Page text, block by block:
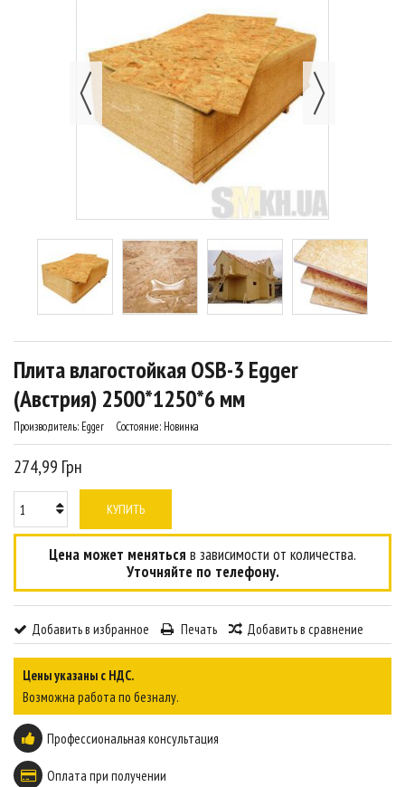
Плита влагостойкая OSB-3 Egger
(Австрия) 2500*1250*6 мм
Производитель: Egger Состояние: Новинка
274,99 Грн
КУПИТЬ
Цена может меняться в зависимости от количества.
Уточняйте по телефону.
Добавить в избранное Печать Добавить в сравнение
Цены указаны с НДС.
Возможна работа по безналу.
Профессиональная консультация
Оплата при получении